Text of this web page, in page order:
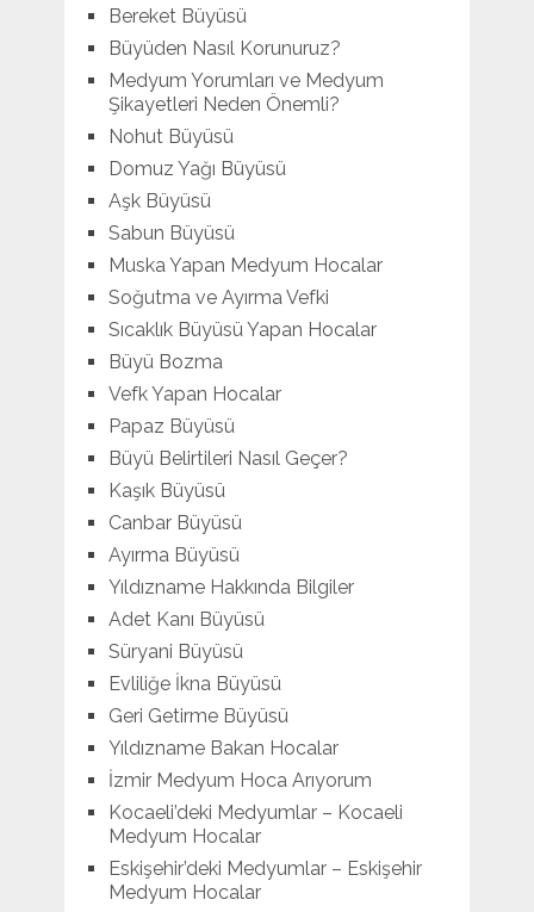
Bereket Büyüsü
Büyüden Nasıl Korunuruz?
Medyum Yorumları ve Medyum
Şikayetleri Neden Önemli?
Nohut Büyüsü
Domuz Yağı Büyüsü
Aşk Büyüsü
Sabun Büyüsü
Muska Yapan Medyum Hocalar
Soğutma ve Ayırma Vefki
Sıcaklık Büyüsü Yapan Hocalar
Büyü Bozma
Vefk Yapan Hocalar
Papaz Büyüsü
Büyü Belirtileri Nasıl Geçer?
Kaşık Büyüsü
Canbar Büyüsü
Ayırma Büyüsü
Yıldızname Hakkında Bilgiler
Adet Kanı Büyüsü
Süryani Büyüsü
Evliliğe İkna Büyüsü
Geri Getirme Büyüsü
Yıldızname Bakan Hocalar
İzmir Medyum Hoca Arıyorum
Kocaeli’deki Medyumlar – Kocaeli
Medyum Hocalar
Eskişehir’deki Medyumlar – Eskişehir
Medyum Hocalar